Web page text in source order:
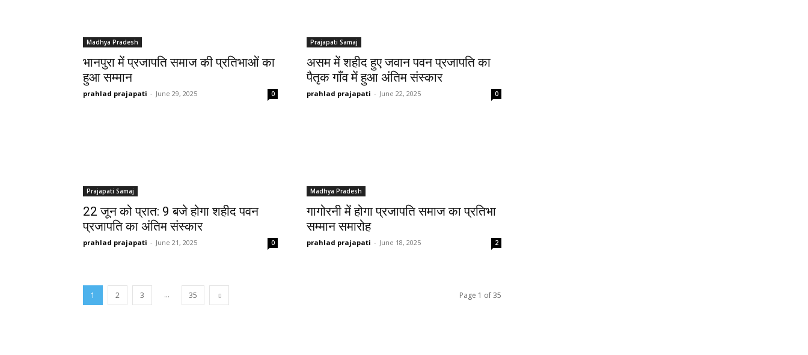
Madhya Pradesh
भानपुरा में प्रजापति समाज की प्रतिभाओं का
हुआ सम्मान
prahlad prajapati - June 29, 2025 0
Prajapati Samaj
असम में शहीद हुए जवान पवन प्रजापति का
पैतृक गाँव में हुआ अंतिम संस्कार
prahlad prajapati - June 22, 2025 0
Prajapati Samaj
22 जून को प्रात: 9 बजे होगा शहीद पवन
प्रजापति का अंतिम संस्कार
prahlad prajapati - June 21, 2025 0
Madhya Pradesh
गागोरनी में होगा प्रजापति समाज का प्रतिभा
सम्मान समारोह
prahlad prajapati - June 18, 2025 2
1 2 3 ... 35 Page 1 of 35